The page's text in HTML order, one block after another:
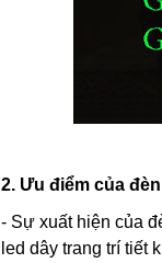
2. Ưu điểm của
- Sự xuất hiện của
led dây trang trí tiết